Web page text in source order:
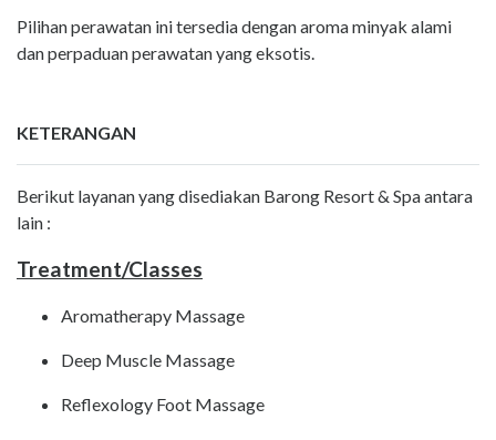
Pilihan perawatan ini tersedia dengan aroma minyak alami
dan perpaduan perawatan yang eksotis.
KETERANGAN
Berikut layanan yang disediakan Barong Resort & Spa antara
lain :
Treatment/Classes
Aromatherapy Massage
Deep Muscle Massage
Reflexology Foot Massage